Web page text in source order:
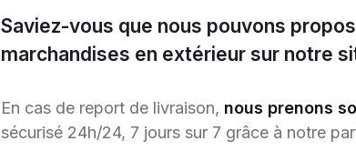
Saviez-vous que nous pouvons
marchandises en extérieur sur notre
En cas de report de livraison, nous prenons
sécurisé 24h/24, 7 jours sur 7 grâce à notre